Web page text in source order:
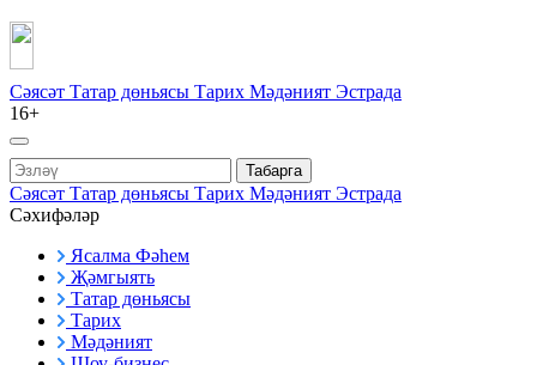
Сәясәт Татар дөньясы Тарих Мәдәният Эстрада
16+
Табарга
Сәясәт Татар дөньясы Тарих Мәдәният Эстрада
Сәхифәләр
Ясалма Фәһем
Җәмгыять
Татар дөньясы
Тарих
Мәдәният